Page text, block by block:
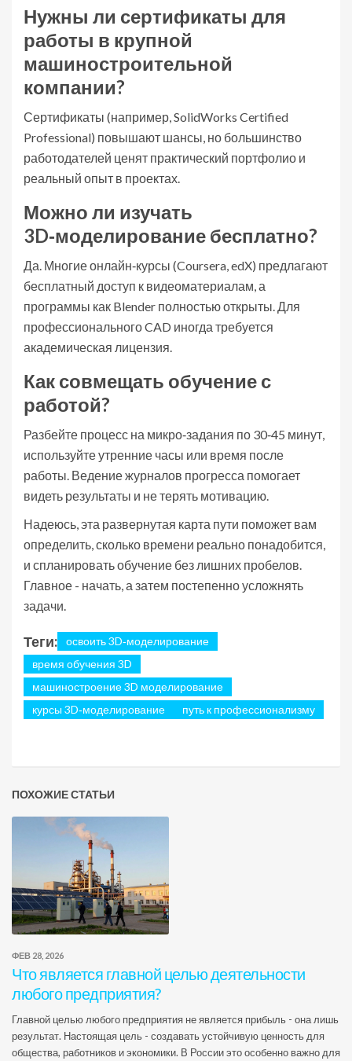
Нужны ли сертификаты для
работы в крупной
машиностроительной
компании?
Сертификаты (например, SolidWorks Certified
Professional) повышают шансы, но большинство
работодателей ценят практический портфолио и
реальный опыт в проектах.
Можно ли изучать
3D‑моделирование бесплатно?
Да. Многие онлайн‑курсы (Coursera, edX) предлагают
бесплатный доступ к видеоматериалам, а
программы как Blender полностью открыты. Для
профессионального CAD иногда требуется
академическая лицензия.
Как совмещать обучение с
работой?
Разбейте процесс на микро‑задания по 30‑45 минут,
используйте утренние часы или время после
работы. Ведение журналов прогресса помогает
видеть результаты и не терять мотивацию.
Надеюсь, эта развернутая карта пути поможет вам
определить, сколько времени реально понадобится,
и спланировать обучение без лишних пробелов.
Главное - начать, а затем постепенно усложнять
задачи.
Теги:
освоить 3D‑моделирование
время обучения 3D
машиностроение 3D моделирование
курсы 3D‑моделирование
путь к профессионализму
ПОХОЖИЕ СТАТЬИ
ФЕВ 28, 2026
Что является главной целью деятельности
любого предприятия?
Главной целью любого предприятия не является прибыль - она лишь
результат. Настоящая цель - создавать устойчивую ценность для
общества, работников и экономики. В России это особенно важно для